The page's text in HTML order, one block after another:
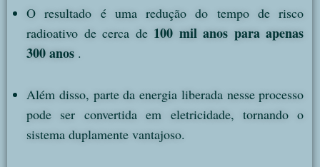
O resultado é uma redução do tempo de risco
radioativo de cerca de 100 mil anos para apenas
300 anos .
Além disso, parte da energia liberada nesse processo
pode ser convertida em eletricidade, tornando o
sistema duplamente vantajoso.